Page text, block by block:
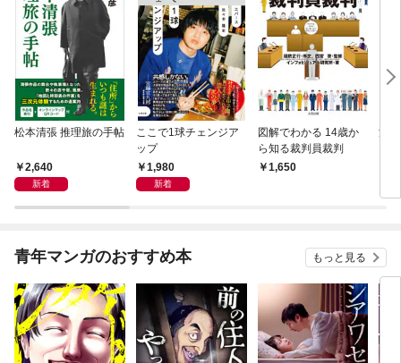
松本清張 推理旅の手帖
2,640
新着
ここで1球チェンジア
ップ
1,980
新着
図解でわかる 14歳か
ら知る裁判員裁判
1,650
深
青年マンガのおすすめ本 もっと見る